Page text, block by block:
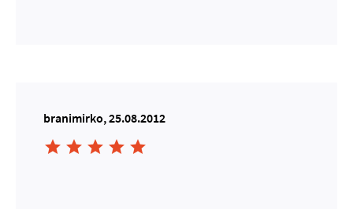
branimirko, 25.08.2012
    